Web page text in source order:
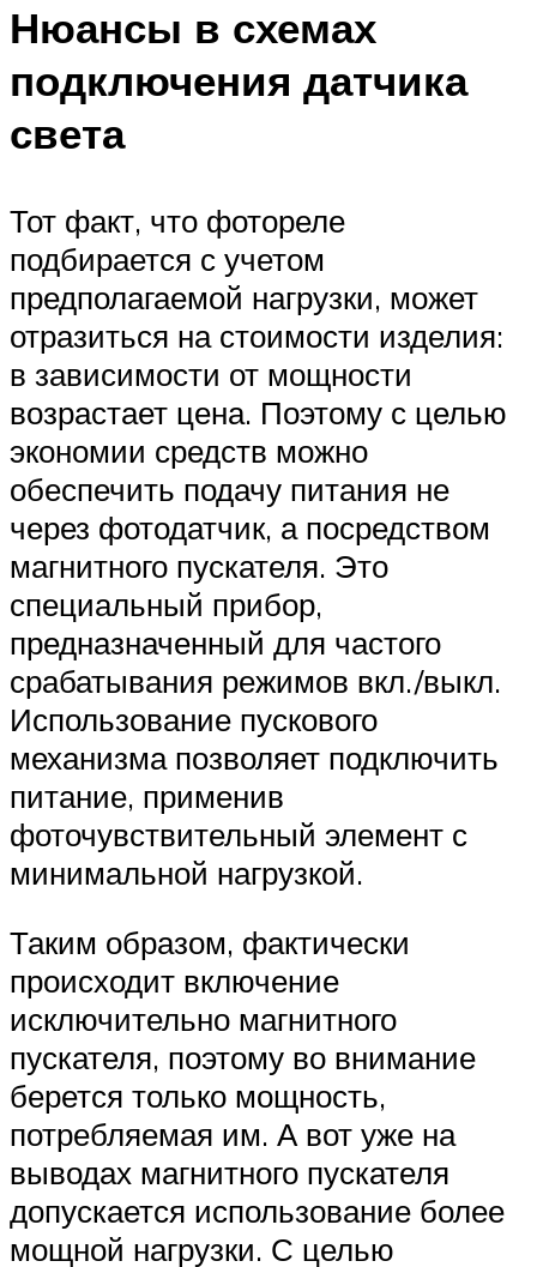
Нюансы в схемах
подключения датчика
света
Тот факт, что фотореле
подбирается с учетом
предполагаемой нагрузки, может
отразиться на стоимости изделия:
в зависимости от мощности
возрастает цена. Поэтому с целью
экономии средств можно
обеспечить подачу питания не
через фотодатчик, а посредством
магнитного пускателя. Это
специальный прибор,
предназначенный для частого
срабатывания режимов вкл./выкл.
Использование пускового
механизма позволяет подключить
питание, применив
фоточувствительный элемент с
минимальной нагрузкой.
Таким образом, фактически
происходит включение
исключительно магнитного
пускателя, поэтому во внимание
берется только мощность,
потребляемая им. А вот уже на
выводах магнитного пускателя
допускается использование более
мощной нагрузки. С целью